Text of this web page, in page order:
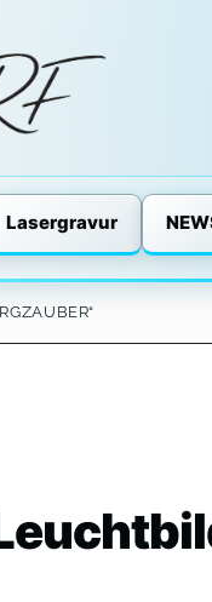
Lasergravur